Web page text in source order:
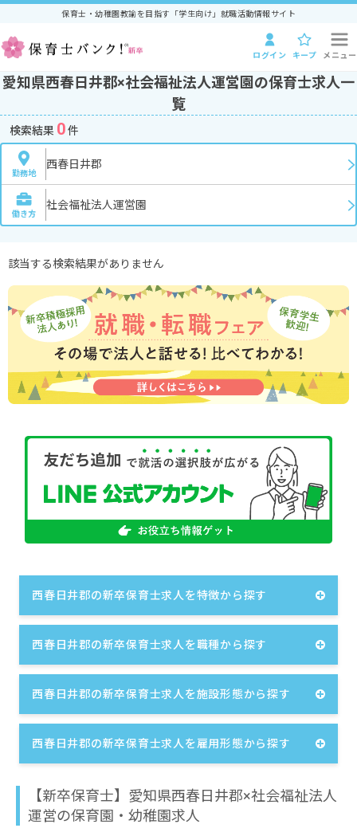
保育士・幼稚園教諭を目指す「学生向け」就職活動情報サイト
ログイン キープ メニュー
愛知県西春日井郡×社会福祉法人運営園の保育士求人一
覧
検索結果 0件
勤務地
西春日井郡
働き方
社会福祉法人運営園
該当する検索結果がありません
西春日井郡の新卒保育士求人を特徴から探す
西春日井郡の新卒保育士求人を職種から探す
西春日井郡の新卒保育士求人を施設形態から探す
西春日井郡の新卒保育士求人を雇用形態から探す
【新卒保育士】愛知県西春日井郡×社会福祉法人
運営の保育園・幼稚園求人